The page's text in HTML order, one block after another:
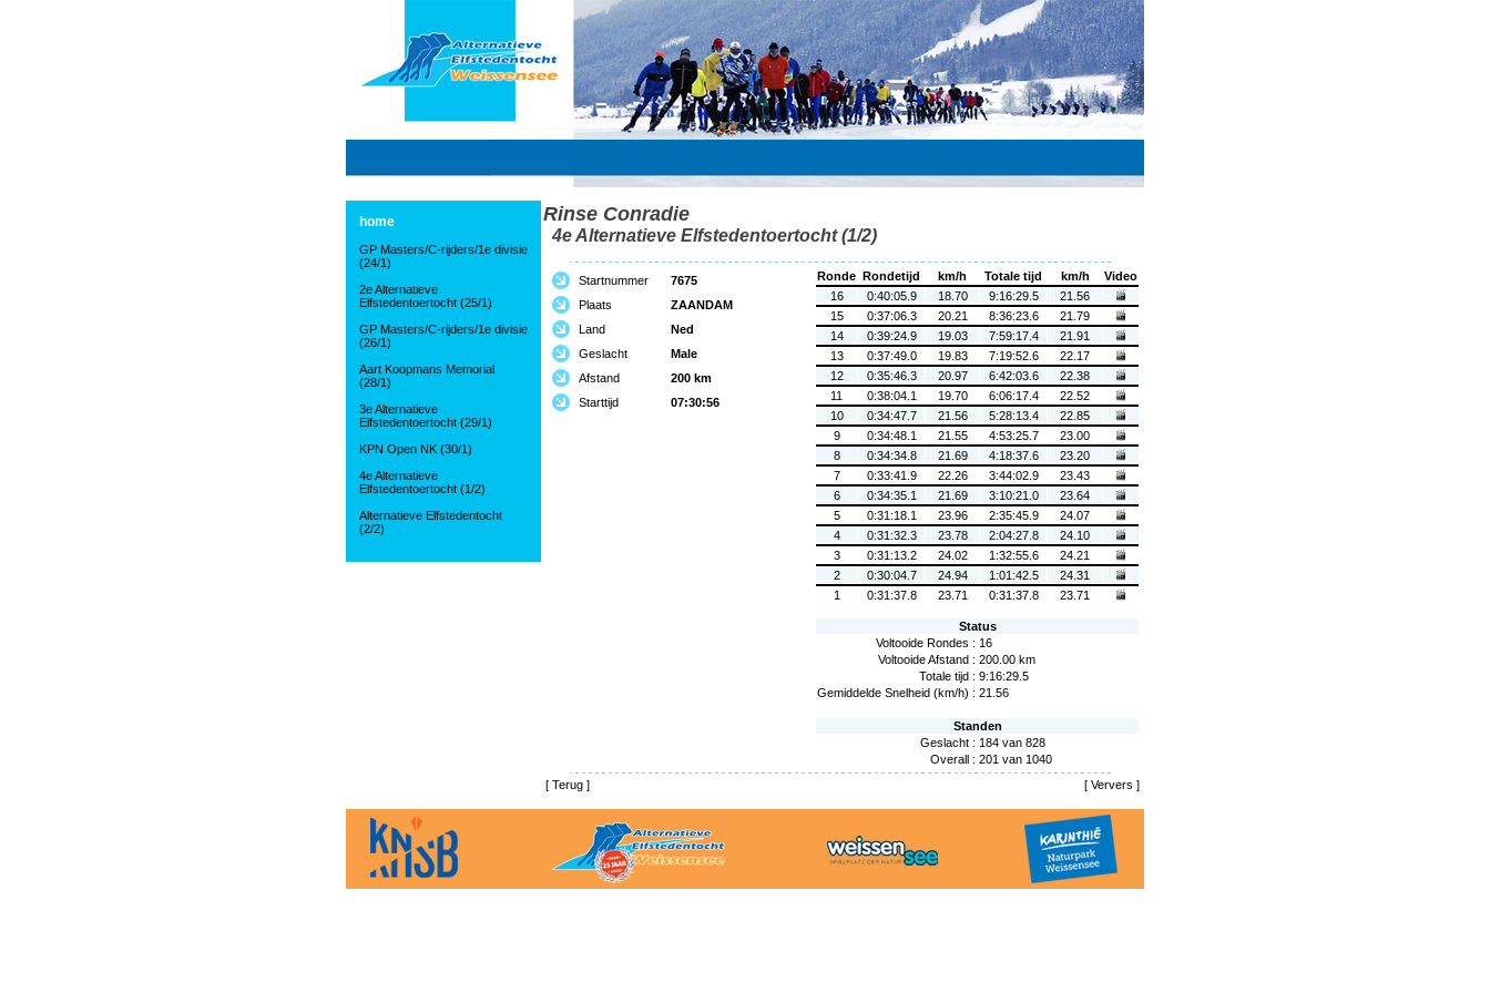
home
GP Masters/C-rijders/1e divisie
(24/1)
2e Alternatieve
Elfstedentoertocht (25/1)
GP Masters/C-rijders/1e divisie
(26/1)
Aart Koopmans Memorial
(28/1)
3e Alternatieve
Elfstedentoertocht (29/1)
KPN Open NK (30/1)
4e Alternatieve
Elfstedentoertocht (1/2)
Alternatieve Elfstedentocht
(2/2)
Rinse Conradie
4e Alternatieve Elfstedentoertocht (1/2)
Startnummer
7675
Plaats
ZAANDAM
Land
Ned
Geslacht
Male
Afstand
200 km
Starttijd
07:30:56
Ronde Rondetijd km/h Totale tijd km/h
Video
16
0:40:05.9 18.70 9:16:29.5
21.56
15
0:37:06.3 20.21 8:36:23.6
21.79
14
0:39:24.9 19.03 7:59:17.4
21.91
13
0:37:49.0 19.83 7:19:52.6
22.17
12
0:35:46.3 20.97 6:42:03.6
22.38
11
0:38:04.1 19.70 6:06:17.4
22.52
10
0:34:47.7 21.56 5:28:13.4
22.85
9
0:34:48.1 21.55 4:53:25.7
23.00
8
0:34:34.8 21.69 4:18:37.6
23.20
7
0:33:41.9 22.26 3:44:02.9
23.43
6
0:34:35.1 21.69 3:10:21.0
23.64
5
0:31:18.1 23.96 2:35:45.9
24.07
4
0:31:32.3 23.78 2:04:27.8
24.10
3
0:31:13.2 24.02 1:32:55.6
24.21
2
0:30:04.7 24.94 1:01:42.5
24.31
1
0:31:37.8 23.71 0:31:37.8 23.71
Status
Voltooide Rondes : 16
Voltooide Afstand : 200.00 km
Totale tijd : 9:16:29.5
Gemiddelde Snelheid (km/h) : 21.56
Standen
Geslacht : 184 van 828
Overall : 201 van 1040
[ Terug ] [ Ververs ]